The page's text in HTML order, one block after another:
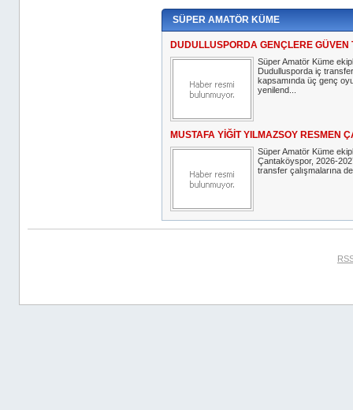
SÜPER AMATÖR KÜME
DUDULLUSPORDA GENÇLERE GÜVEN
Süper Amatör Küme
Dudullusporda iç
kapsamında üç genç
yenilend...
MUSTAFA YİĞİT YILMAZSOY RESMEN
Süper Amatör Küme
Çantaköyspor, 2026-
transfer çalışmalarına